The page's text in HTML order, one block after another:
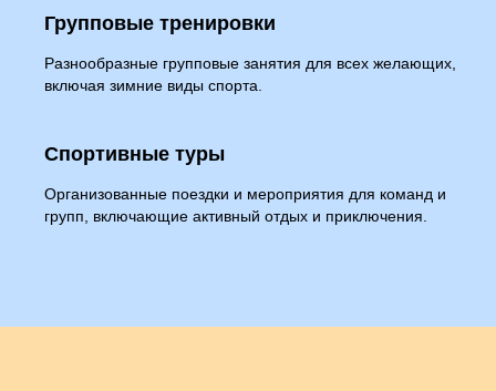
Групповые тренировки
Разнообразные групповые занятия для всех желающих,
включая зимние виды спорта.
Спортивные туры
Организованные поездки и мероприятия для команд и
групп, включающие активный отдых и приключения.